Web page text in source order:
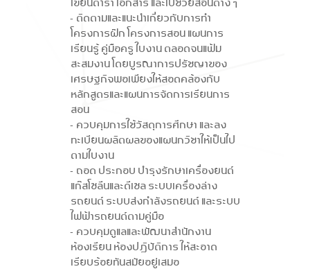
เขียนตำรา เอกสาร และใบช่วยสอนต่าง ๆ
- ติดตามและแนะนำเกี่ยวกับการทำ
โครงการฝึก โครงการสอน แผนการ
เรียนรู้ คู่มือครู ใบงาน ตลอดจนแฟ้ม
สะสมงาน โดยบูรณาการปรัชญาของ
เศรษฐกิจพอเพียงให้สอดคล้องกับ
หลักสูตรและแผนการจัดการเรียนการ
สอน
- ควบคุมการใช้วัสดุการศึกษา และลง
ทะเบียนผลิตผลของแผนกวิชาให้เป็นไป
ตามใบงาน
- ถอด ประกอบ บำรุงรักษาเครื่องยนต์
แก๊สโซลีนและดีเซล ระบบเครื่องล่าง
รถยนต์ ระบบส่งกำลังรถยนต์ และระบบ
ไฟฟ้ารถยนต์ตามคู่มือ
- ควบคุมดูแลและพัฒนาสำนักงาน
ห้องเรียน ห้องปฏิบัติการ ให้สะอาด
เรียบร้อยทันสมัยอยู่เสมอ